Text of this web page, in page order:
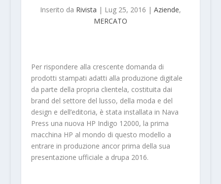
Inserito da Rivista | Lug 25, 2016 | Aziende,
MERCATO
Per rispondere alla crescente domanda di
prodotti stampati adatti alla produzione digitale
da parte della propria clientela, costituita dai
brand del settore del lusso, della moda e del
design e dell’editoria, è stata installata in Nava
Press una nuova HP Indigo 12000, la prima
macchina HP al mondo di questo modello a
entrare in produzione ancor prima della sua
presentazione ufficiale a drupa 2016.